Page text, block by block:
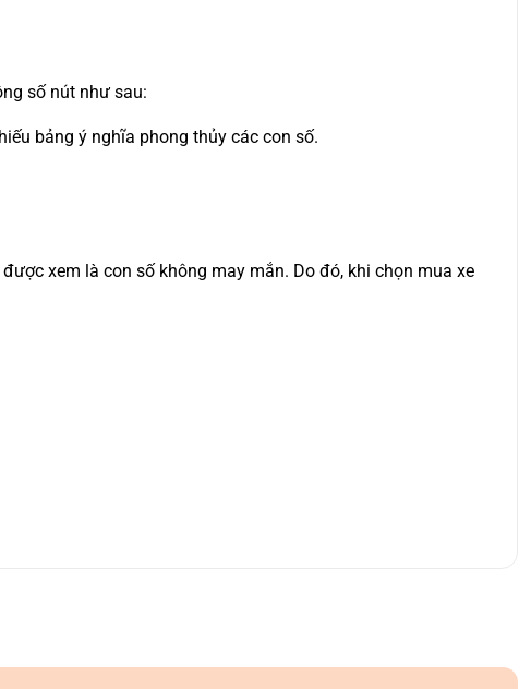
số nút như sau:
bảng ý nghĩa phong thủy các con số.
xem là con số không may mắn. Do đó, khi chọn mua xe